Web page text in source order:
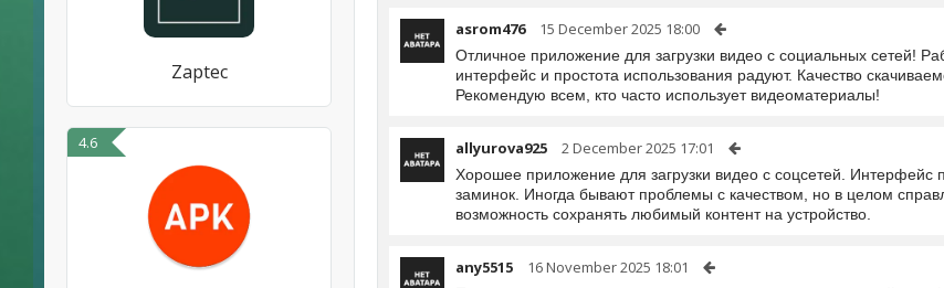
Zaptec
4.6
asrom476 15 December 2025 18:00
Отличное приложение для загрузки видео с социальных сетей!
интерфейс и простота использования радуют. Качество
Рекомендую всем, кто часто использует видеоматериалы!
allyurova925 2 December 2025 17:01
Хорошее приложение для загрузки видео с соцсетей.
заминок. Иногда бывают проблемы с качеством, но в целом
возможность сохранять любимый контент на устройство.
any5515 16 November 2025 18:01